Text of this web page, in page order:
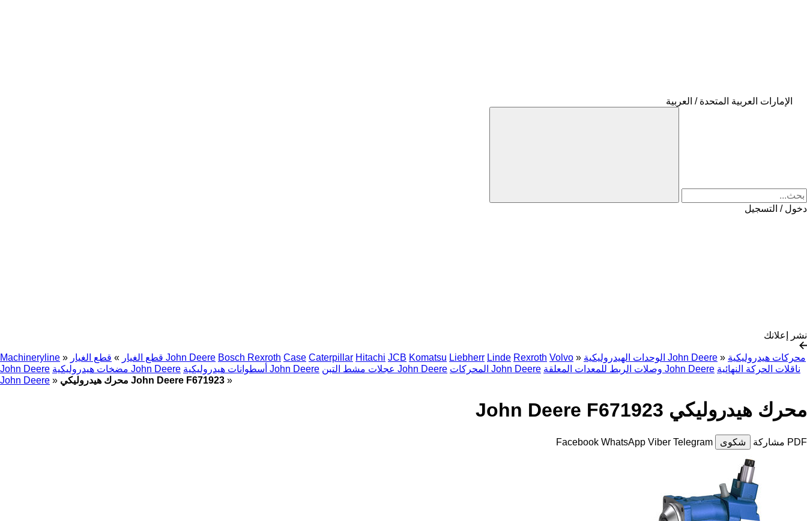
الإمارات العربية المتحدة / العربية
دخول / التسجيل
نشر إعلانك
Machineryline » قطع الغيار » قطع الغيار John Deere Bosch Rexroth Case Caterpillar Hitachi JCB Komatsu Liebherr Linde Rexroth Volvo » الوحدات الهيدروليكية John Deere » محركات هيدروليكية
John Deere
مضخات هيدروليكية John Deere أسطوانات هيدروليكية John Deere عجلات مشط التبن John Deere المحركات John Deere وصلات الربط للمعدات المعلقة John Deere ناقلات الحركة النهائية
John Deere » محرك هيدروليكي John Deere F671923 »
محرك هيدروليكي John Deere F671923
PDF مشاركة شكوى Facebook WhatsApp Viber Telegram